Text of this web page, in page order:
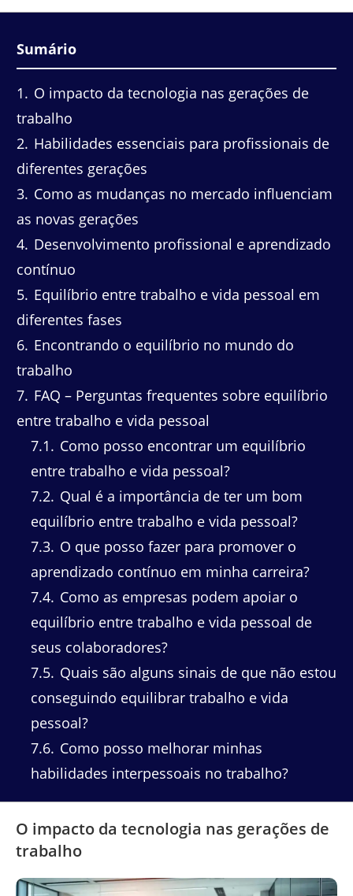
Sumário
1
O impacto da tecnologia nas gerações de
trabalho
2 Habilidades essenciais para profissionais de
diferentes gerações
3 Como as mudanças no mercado influenciam
as novas gerações
4 Desenvolvimento profissional e aprendizado
contínuo
5 Equilíbrio entre trabalho e vida pessoal em
diferentes fases
6 Encontrando o equilíbrio no mundo do
trabalho
7 FAQ – Perguntas frequentes sobre equilíbrio
entre trabalho e vida pessoal
7.1
Como posso encontrar um equilíbrio
entre trabalho e vida pessoal?
7.2 Qual é a importância de ter um bom
equilíbrio entre trabalho e vida pessoal?
7.3 O que posso fazer para promover o
aprendizado contínuo em minha carreira?
7.4 Como as empresas podem apoiar o
equilíbrio entre trabalho e vida pessoal de
seus colaboradores?
7.5 Quais são alguns sinais de que não estou
conseguindo equilibrar trabalho e vida
pessoal?
7.6 Como posso melhorar minhas
habilidades interpessoais no trabalho?
O impacto da tecnologia nas gerações de
trabalho